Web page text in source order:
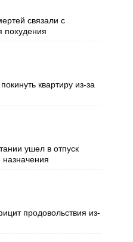
связали с
похудения
квартиру из-за
ушел в отпуск
назначения
продовольствия из-